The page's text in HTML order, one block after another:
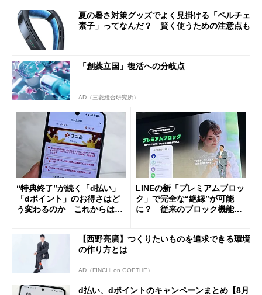
夏の暑さ対策グッズでよく見掛ける「ペルチェ
素子」ってなんだ？ 賢く使うための注意点も
「創薬立国」復活への分岐点
AD（三菱総合研究所）
“特典終了”が続く「d払い」
「dポイント」のお得さはど
う変わるのか これからは
LINEの新「プレミアムブロッ
ク」で完全な“絶縁”が可能
に？ 従来のブロック機能と
【西野亮廣】つくりたいものを追求できる環境
の作り方とは
AD（FINCHI on GOETHE）
d払い、dポイントのキャンペーンまとめ【8月